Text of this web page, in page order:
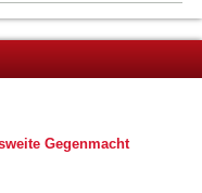
Gegenmacht